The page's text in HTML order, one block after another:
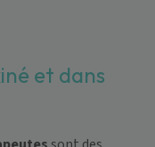
et dans